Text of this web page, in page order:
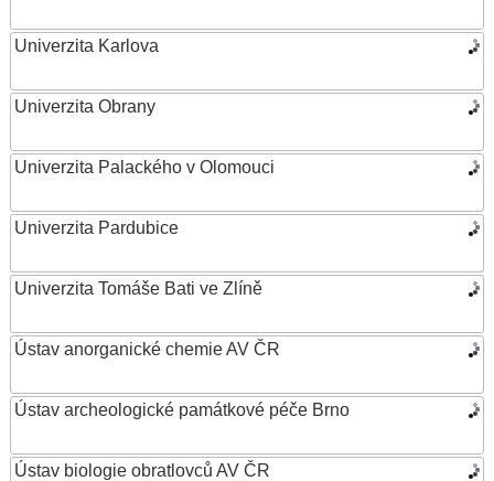
Univerzita Karlova
Univerzita Obrany
Univerzita Palackého v Olomouci
Univerzita Pardubice
Univerzita Tomáše Bati ve Zlíně
Ústav anorganické chemie AV ČR
Ústav archeologické památkové péče Brno
Ústav biologie obratlovců AV ČR